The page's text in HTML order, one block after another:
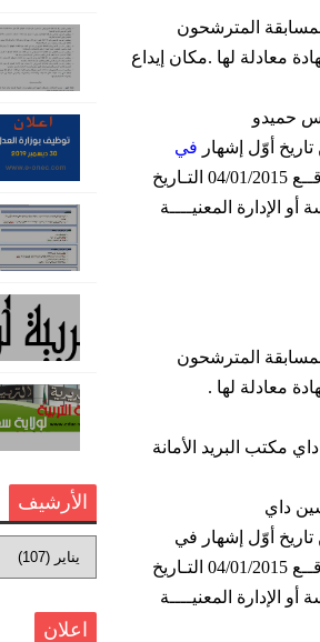
المترشحون
معادلة لها .مكان إيداع
حميدو
تاريخ أوّل إشهار في
04/01/2015 التـاريخ
الإدارة المعنيــــة
المترشحون
معادلة لها .
مكتب البريد الأمانة
داي
تاريخ أوّل إشهار في
04/01/2015 التـاريخ
الإدارة المعنيــــة
الأرشيف
اعلان